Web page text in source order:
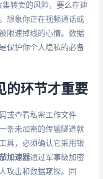
转卖的风险，要么在速
想象你正在视频通话或
限速掉线的心情。数据
保护你个人隐私的必备
的环节才重要
或查看私密工作文件
条未加密的传输隧道就
具，必须确认它采用银
加速器通过军事级加密
攻击和数据窥探。同